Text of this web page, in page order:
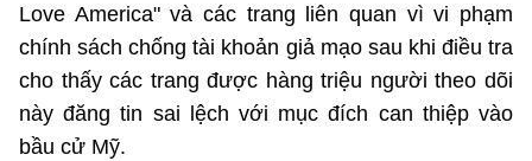
Love America" và các trang liên quan vì vi phạm
chính sách chống tài khoản giả mạo sau khi điều tra
cho thấy các trang được hàng triệu người theo dõi
này đăng tin sai lệch với mục đích can thiệp vào
bầu cử Mỹ.